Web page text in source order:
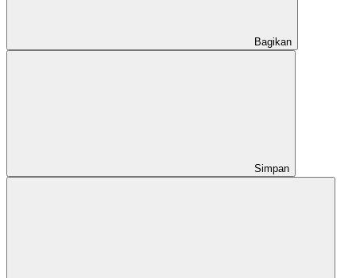
Bagikan
Simpan